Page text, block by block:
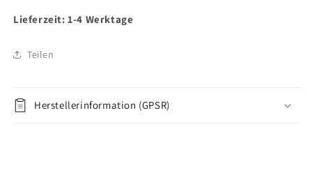
Lieferzeit: 1-4 Werktage
Teilen
Herstellerinformation (GPSR)